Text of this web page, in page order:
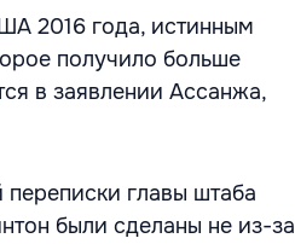
2016 года, истинным
получило больше
в заявлении Ассанжа,
главы штаба
были сделаны не из-за